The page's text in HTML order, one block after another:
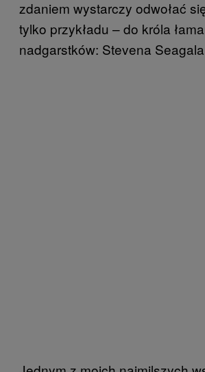
zdaniem wystarczy odwołać
tylko przykładu – do króla
nadgarstków: Stevena